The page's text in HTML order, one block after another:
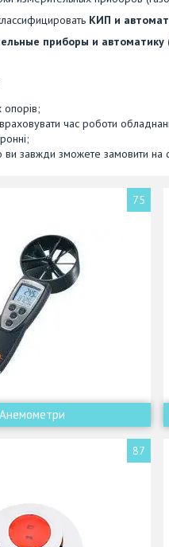
КИП и
приборы и
опорів;
час роботи
завжди зможете замовити на
75
Анемометри
87